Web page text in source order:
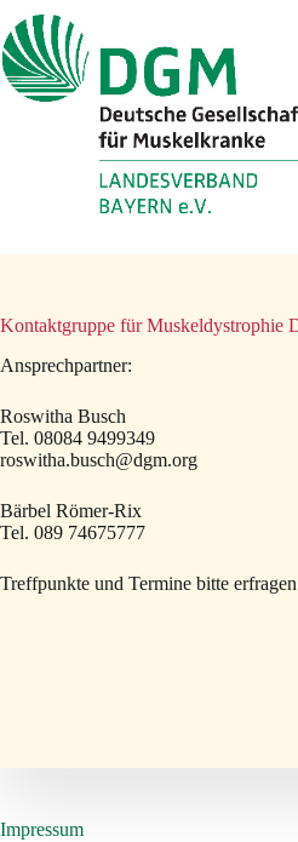
Inhalt
springen
Kontaktgruppe für Muskeldystrophie
Ansprechpartner:
Roswitha Busch
Tel. 08084 9499349
roswitha.busch@dgm.org
Bärbel Römer-Rix
Tel. 089 74675777
Treffpunkte und Termine bitte
Impressum